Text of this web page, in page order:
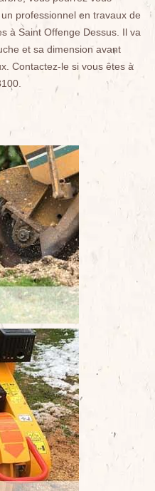
professionnel en travaux de
à Saint Offenge Dessus. Il va
et sa dimension avant
Contactez-le si vous êtes à